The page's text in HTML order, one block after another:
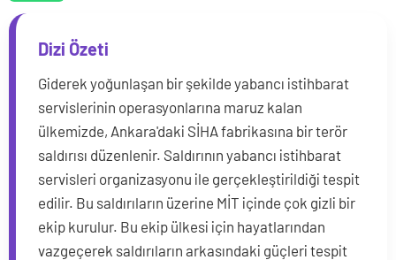
Dizi Özeti
Giderek yoğunlaşan bir şekilde yabancı istihbarat
servislerinin operasyonlarına maruz kalan
ülkemizde, Ankara'daki SİHA fabrikasına bir terör
saldırısı düzenlenir. Saldırının yabancı istihbarat
servisleri organizasyonu ile gerçekleştirildiği tespit
edilir. Bu saldırıların üzerine MİT içinde çok gizli bir
ekip kurulur. Bu ekip ülkesi için hayatlarından
vazgeçerek saldırıların arkasındaki güçleri tespit